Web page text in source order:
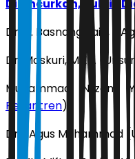
Diluncurkan, Publik
Dr. H. Basnang Said,
Dr. Maskuri, M.Ed. (Unsur
Muhammad Nilzam
Pesantren);
Drs. Agus Muhammad